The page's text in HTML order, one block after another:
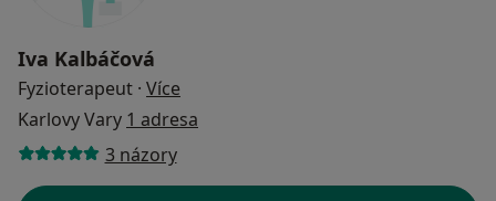
Iva Kalbáčová
Fyzioterapeut · Více
Karlovy Vary 1 adresa
3 názory